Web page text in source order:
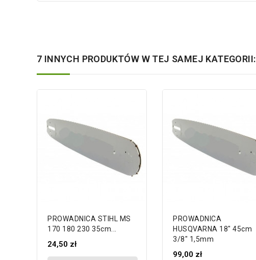
7 INNYCH PRODUKTÓW W TEJ SAMEJ KATEGORII:
PROWADNICA STIHL MS
170 180 230 35cm...
24,50 zł
PROWADNICA
HUSQVARNA 18" 45cm
3/8" 1,5mm
99,00 zł